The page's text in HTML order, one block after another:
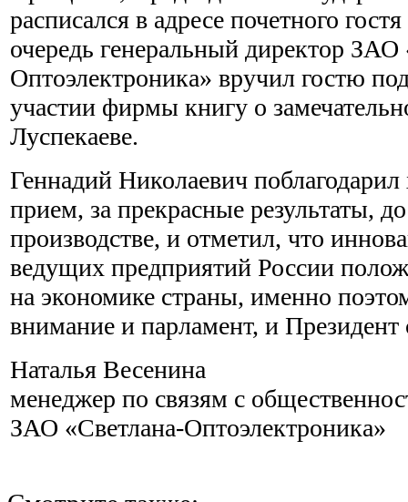
расписался в адресе почетного
очередь генеральный директор ЗАО
Оптоэлектроника» вручил гостю
участии фирмы книгу о
Луспекаеве.
Геннадий Николаевич поблагодарил
прием, за прекрасные результаты,
производстве, и отметил, что
ведущих предприятий России
на экономике страны, именно
внимание и парламент, и Президент
Наталья Весенина
менеджер по связям с
ЗАО «Светлана-Оптоэлектроника»